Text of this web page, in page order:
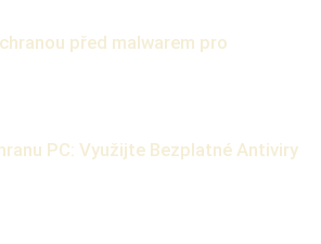
před malwarem pro
PC: Využijte Bezplatné Antiviry